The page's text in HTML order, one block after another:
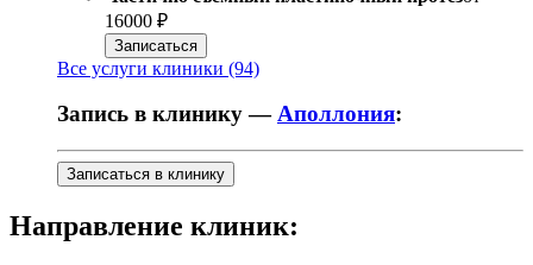
16000 ₽
Записаться
Все услуги клиники (94)
Запись в клинику —Аполлония:
Записаться в клинику
Направление клиник: